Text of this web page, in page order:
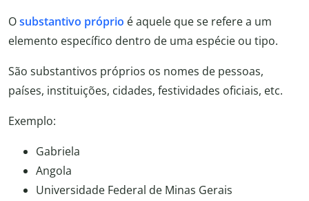
Osubstantivo próprio é aquele que se refere a um
elemento específico dentro de uma espécie ou tipo.
São substantivos próprios os nomes de pessoas,
países, instituições, cidades, festividades oficiais, etc.
Exemplo:
Gabriela
Angola
Universidade Federal de Minas Gerais